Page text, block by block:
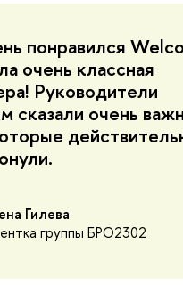
понравился
очень классная
Руководители
сказали очень
Гилева
группы БРО2302